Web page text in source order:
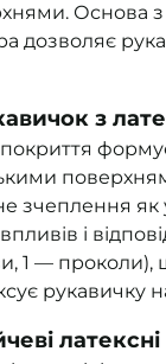
Основа
дозволяє
з
зчеплення як
впливів і
1 — проколи),
рукавичку на